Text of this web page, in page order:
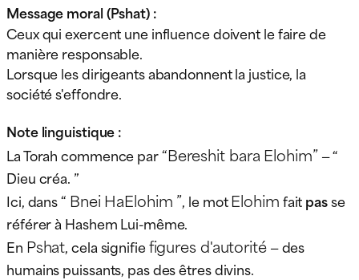
Message moral (Pshat) :
Ceux qui exercent une influence doivent le faire de
manière responsable.
Lorsque les dirigeants abandonnent la justice, la
société s'effondre.
Note linguistique :
La Torah commence par“Bereshit bara Elohim”— “
Dieu créa. ”
Ici, dans“ Bnei HaElohim ”, le motElohimfaitpasse
référer à Hashem Lui-même.
En Pshat, cela signifiefigures d'autorité— des
humains puissants, pas des êtres divins.